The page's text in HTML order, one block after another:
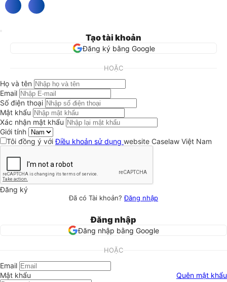
Tạo tài khoản
Đăng ký bằng Google
HOẶC
Họ và tên
Email
Số điện thoại
Mật khẩu
Xác nhận mật khẩu
Giới tính
Tôi đồng ý vớiĐiều khoản sử dụng website Caselaw Việt Nam
Đăng ký
Đã có Tài khoản?Đăng nhập
Đăng nhập
Đăng nhập bằng Google
HOẶC
Email
Mật khẩu
Quên mật khẩu